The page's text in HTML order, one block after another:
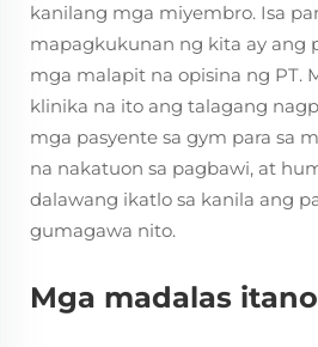
kanilang mga miyembro. Isa
mapagkukunan ng kita ay ang
mga malapit na opisina ng PT.
klinika na ito ang talagang
mga pasyente sa gym para sa
na nakatuon sa pagbawi, at
dalawang ikatlo sa kanila ang
gumagawa nito.
Mga madalas